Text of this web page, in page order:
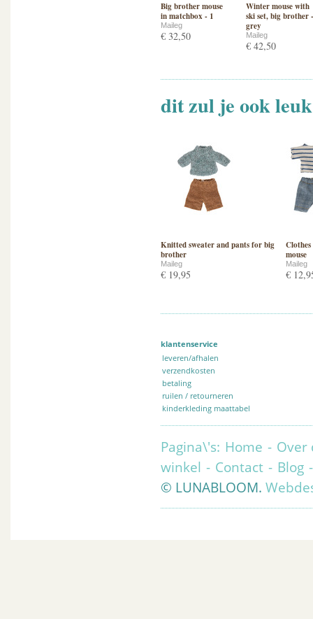
Big brother mouse
in matchbox - 1
Maileg
€ 32,50
Winter mouse with
ski set, big brother -
grey
Maileg
€ 42,50
dit zul je ook
Knitted sweater and pants for big
brother
Maileg
€ 19,95
mouse
Maileg
€
klantenservice
leveren/afhalen
verzendkosten
betaling
ruilen / retourneren
kinderkleding maattabel
Pagina\'s: Home - Over
winkel - Contact - Blog
© LUNABLOOM.